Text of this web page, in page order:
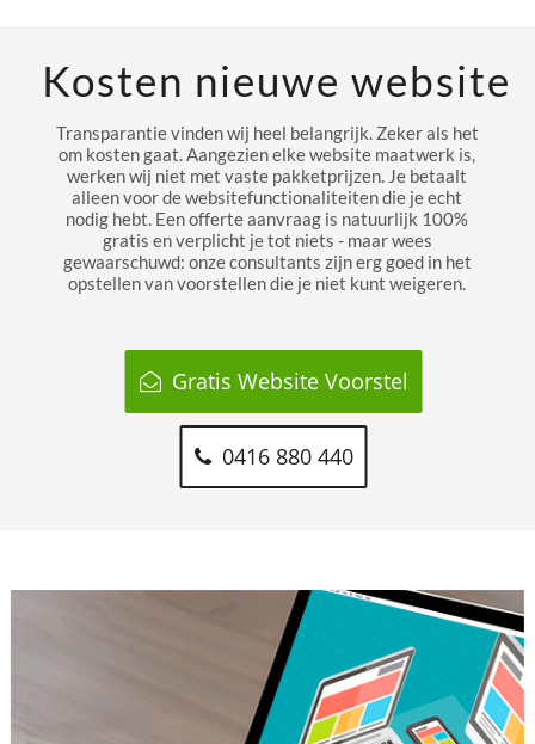
Kosten nieuwe website
Transparantie vinden wij heel belangrijk. Zeker als het
om kosten gaat. Aangezien elke website maatwerk is,
werken wij niet met vaste pakketprijzen. Je betaalt
alleen voor de websitefunctionaliteiten die je echt
nodig hebt. Een offerte aanvraag is natuurlijk 100%
gratis en verplicht je tot niets - maar wees
gewaarschuwd: onze consultants zijn erg goed in het
opstellen van voorstellen die je niet kunt weigeren.
Gratis Website Voorstel
0416 880 440